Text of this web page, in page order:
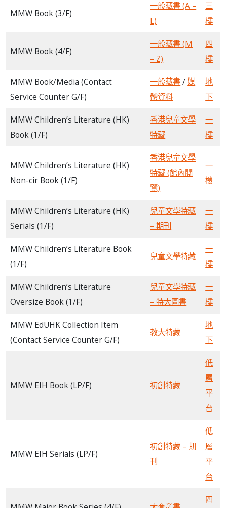
MMW Book (3/F)
一般藏書 (A –
L)
三
樓
MMW Book (4/F)
一般藏書 (M
– Z)
四
樓
MMW Book/Media (Contact
Service Counter G/F)
一般藏書/媒
體資料
地
下
MMW Children’s Literature (HK)
Book (1/F)
香港兒童文學
特藏
一
樓
MMW Children’s Literature (HK)
Non-cir Book (1/F)
香港兒童文學
特藏 (館內閱
覽)
一
樓
MMW Children’s Literature (HK)
Serials (1/F)
兒童文學特藏
– 期刊
一
樓
MMW Children’s Literature Book
(1/F)
兒童文學特藏
一
樓
MMW Children’s Literature
Oversize Book (1/F)
兒童文學特藏
– 特大圖書
一
樓
MMW EdUHK Collection Item
(Contact Service Counter G/F)
教大特藏
地
下
MMW EIH Book (LP/F) 初創特藏
低
層
平
台
MMW EIH Serials (LP/F)
初創特藏 – 期
刊
低
層
平
台
四